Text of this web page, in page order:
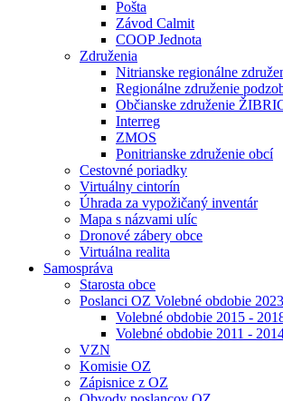
Pošta
Závod Calmit
COOP Jednota
Združenia
Nitrianske regionálne
Regionálne združenie
Občianske združenie
Interreg
ZMOS
Ponitrianske združenie obcí
Cestovné poriadky
Virtuálny cintorín
Úhrada za vypožičaný inventár
Mapa s názvami ulíc
Dronové zábery obce
Virtuálna realita
Samospráva
Starosta obce
Poslanci OZ Volebné obdobie
Volebné obdobie 2015 -
Volebné obdobie 2011 -
VZN
Komisie OZ
Zápisnice z OZ